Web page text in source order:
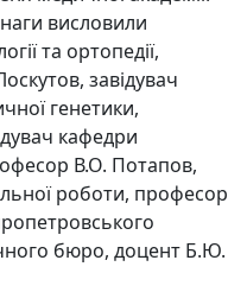
висловили
та ортопедії,
завідувач
генетики,
кафедри
В.О. Потапов,
роботи, професор
бюро, доцент Б.Ю.